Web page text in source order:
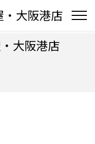
・大阪港店
大阪港店